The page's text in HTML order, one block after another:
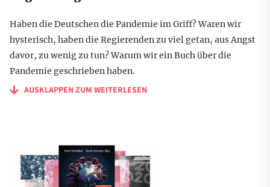
Haben die Deutschen die Pandemie im Griff? Waren wir
hysterisch, haben die Regierenden zu viel getan, aus Angst
davor, zu wenig zu tun? Warum wir ein Buch über die
Pandemie geschrieben haben.
AUSKLAPPEN ZUM WEITERLESEN